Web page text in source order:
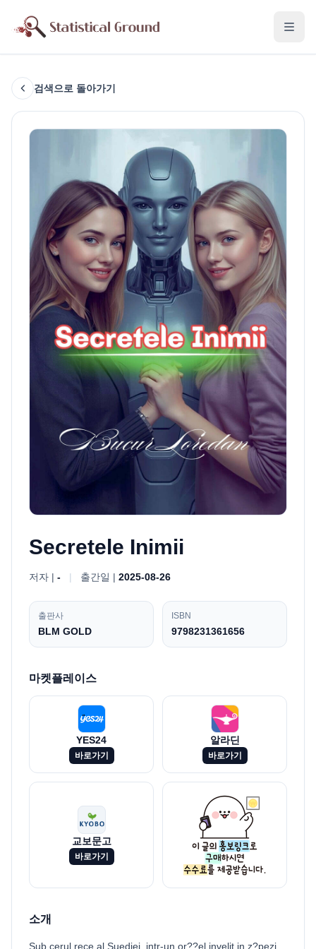
검색으로 돌아가기
Secretele Inimii
저자 | - | 출간일 | 2025-08-26
출판사
BLM GOLD
ISBN
9798231361656
마켓플레이스
YES24
바로가기
알라딘
바로가기
교보문고
바로가기
소개
Sub cerul rece al Suediei, intr-un or??el invelit in z?pezi